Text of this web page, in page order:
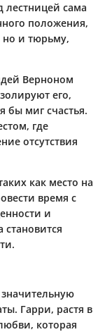
лестницей сама
положения,
но и тюрьму,
Верноном
его,
бы миг счастья.
где
отсутствия
как место на
время с
и
становится
Гарри, растя в
которая